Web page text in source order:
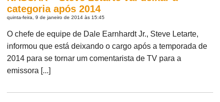
categoria após 2014
quinta-feira, 9 de janeiro de 2014 às 15:45
O chefe de equipe de Dale Earnhardt Jr., Steve Letarte,
informou que está deixando o cargo após a temporada de
2014 para se tornar um comentarista de TV para a
emissora [...]